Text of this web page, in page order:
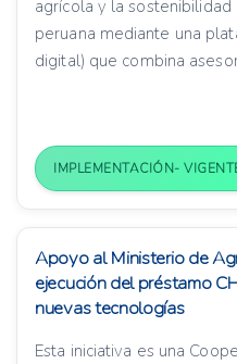
agrícola y la
peruana mediante una
digital) que combina
IMPLEMENTACIÓN-
Apoyo al Ministerio de
ejecución del préstamo
nuevas tecnologías
Esta iniciativa es una